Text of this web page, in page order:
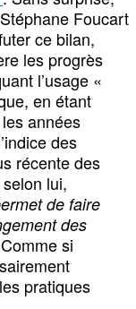
Stéphane Foucart
ce bilan,
les progrès
l’usage «
en étant
années
des
récente des
lui,
de faire
des
si
pratiques